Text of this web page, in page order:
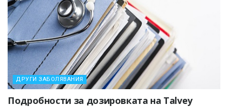
ДРУГИ ЗАБОЛЯВАНИЯ
Подробности за дозировката на Talvey